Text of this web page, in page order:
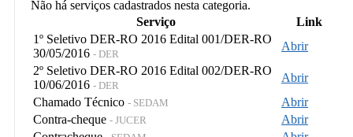
Não há serviços cadastrados nesta categoria.
Serviço
Link
1º Seletivo DER-RO 2016 Edital 001/DER-RO
30/05/2016 - DER
Abrir
2º Seletivo DER-RO 2016 Edital 002/DER-RO
10/06/2016 - DER
Abrir
Chamado Técnico - SEDAM
Abrir
Contra-cheque - JUCER
Abrir